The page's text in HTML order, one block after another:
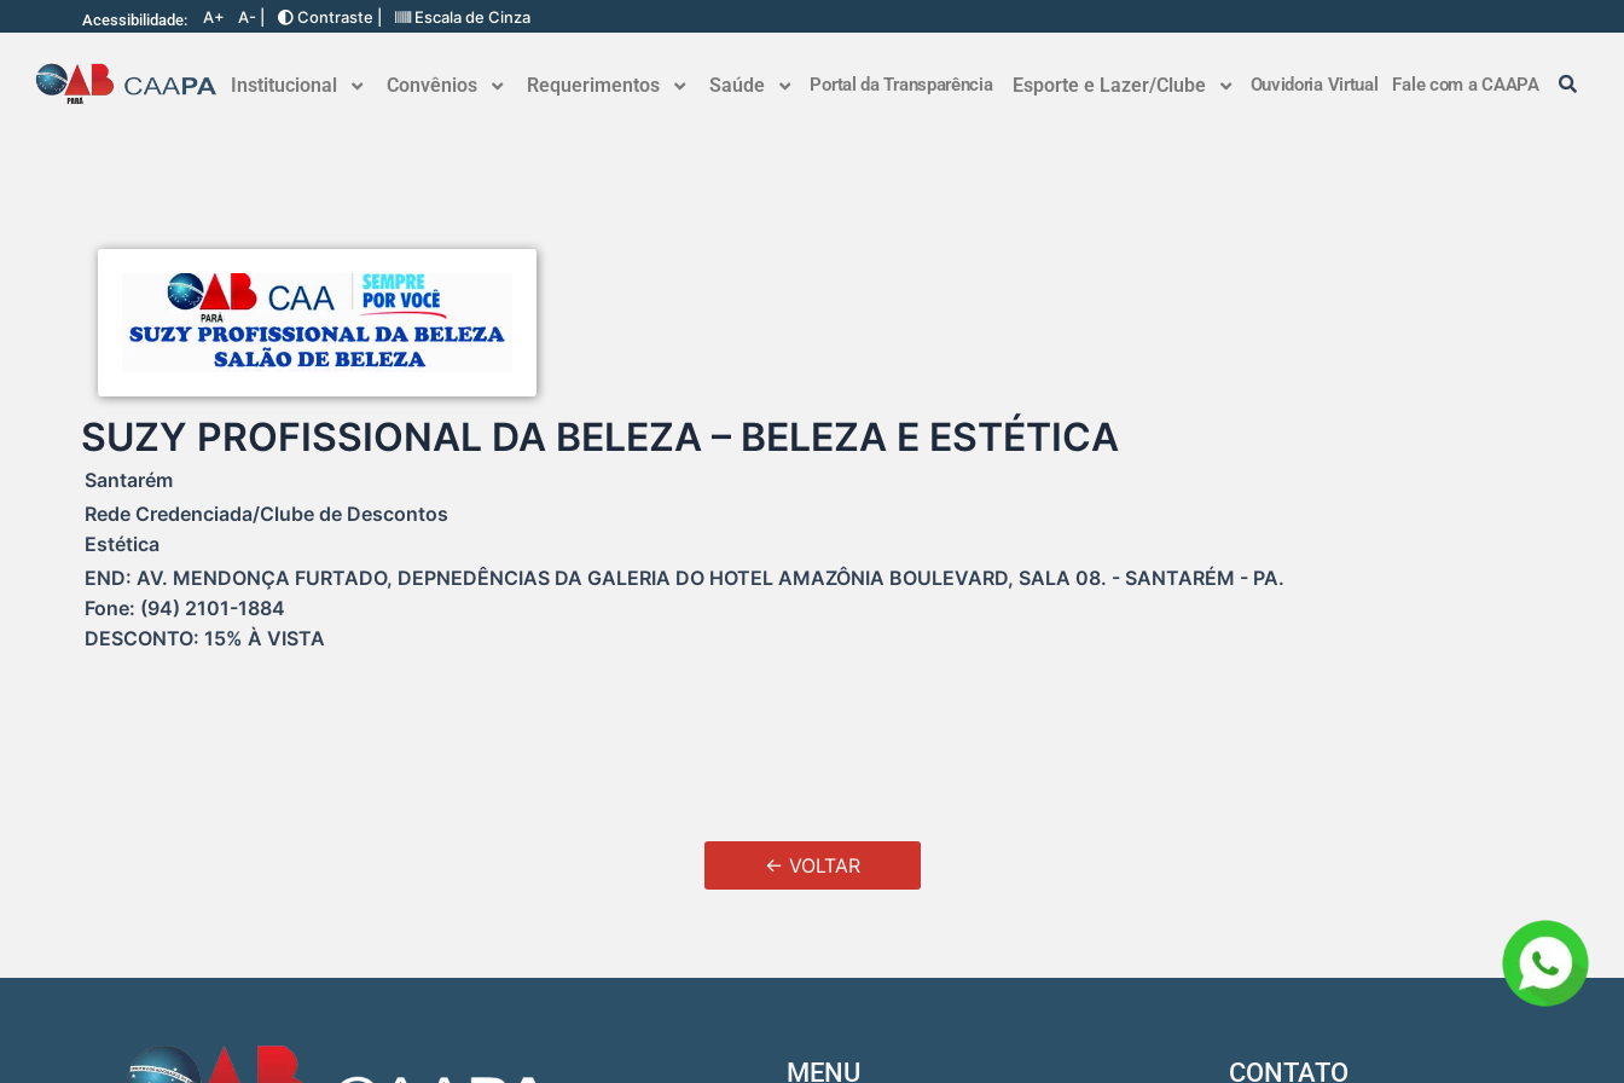
Acessibilidade: A+ A- | Contraste | Escala de Cinza
Institucional Convênios Requerimentos Saúde Portal da Transparência Esporte e Lazer/Clube Ouvidoria Virtual Fale com a CAAPA
SUZY PROFISSIONAL DA BELEZA – BELEZA E ESTÉTICA
Santarém
Rede Credenciada/Clube de Descontos
Estética
END: AV. MENDONÇA FURTADO, DEPNEDÊNCIAS DA GALERIA DO HOTEL AMAZÔNIA BOULEVARD, SALA 08. - SANTARÉM - PA.
Fone: (94) 2101-1884
DESCONTO: 15% À VISTA
← VOLTAR
MENU CONTATO